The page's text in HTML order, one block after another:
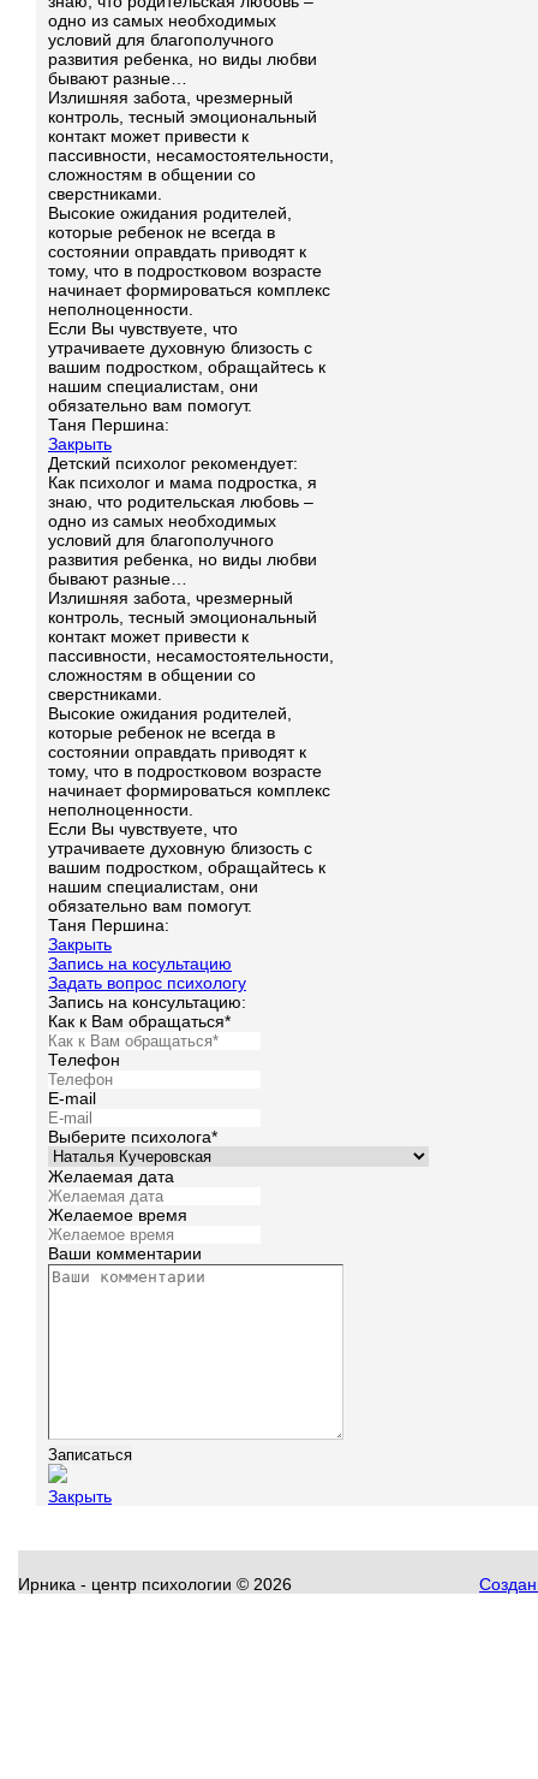
одно из самых необходимых
условий для благополучного
развития ребенка, но виды любви
бывают разные…
Излишняя забота, чрезмерный
контроль, тесный эмоциональный
контакт может привести к
пассивности, несамостоятельности,
сложностям в общении со
сверстниками.
Высокие ожидания родителей,
которые ребенок не всегда в
состоянии оправдать приводят к
тому, что в подростковом возрасте
начинает формироваться комплекс
неполноценности.
Если Вы чувствуете, что
утрачиваете духовную близость с
вашим подростком, обращайтесь к
нашим специалистам, они
обязательно вам помогут.
Таня Першина:
Закрыть
Детский психолог рекомендует:
Как психолог и мама подростка, я
знаю, что родительская любовь –
одно из самых необходимых
условий для благополучного
развития ребенка, но виды любви
бывают разные…
Излишняя забота, чрезмерный
контроль, тесный эмоциональный
контакт может привести к
пассивности, несамостоятельности,
сложностям в общении со
сверстниками.
Высокие ожидания родителей,
которые ребенок не всегда в
состоянии оправдать приводят к
тому, что в подростковом возрасте
начинает формироваться комплекс
неполноценности.
Если Вы чувствуете, что
утрачиваете духовную близость с
вашим подростком, обращайтесь к
нашим специалистам, они
обязательно вам помогут.
Таня Першина:
Закрыть
Запись на косультацию
Задать вопрос психологу
Запись на консультацию:
Как к Вам обращаться*
Телефон
E-mail
Выберите психолога*
Желаемая дата
Желаемое время
Ваши комментарии
Закрыть
Ирника - центр психологии © 2026